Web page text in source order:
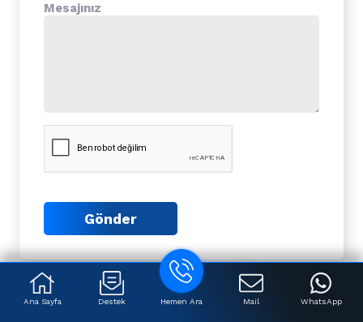
Mesajınız
Gönder
Bu Yazıyı Paylaş:
Ana Sayfa Destek Hemen Ara Mail WhatsApp